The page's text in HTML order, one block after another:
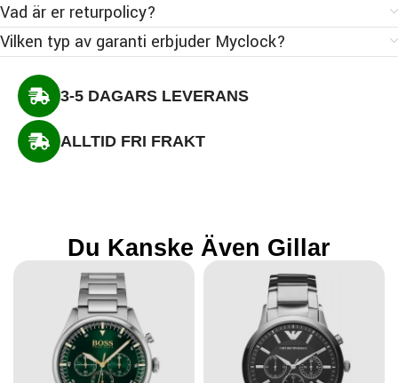
Vad är er returpolicy?
Vilken typ av garanti erbjuder Myclock?
3-5 DAGARS LEVERANS
ALLTID FRI FRAKT
Du Kanske Även Gillar